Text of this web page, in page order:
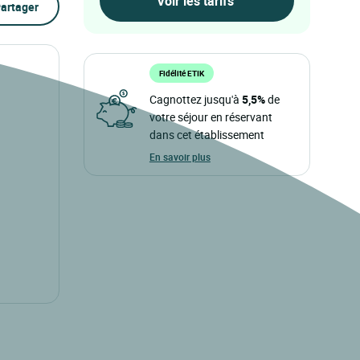
Fidélité ETIK
Cagnottez jusqu'à 5,5%de
votre séjour en réservant
dans cet établissement
En savoir plus